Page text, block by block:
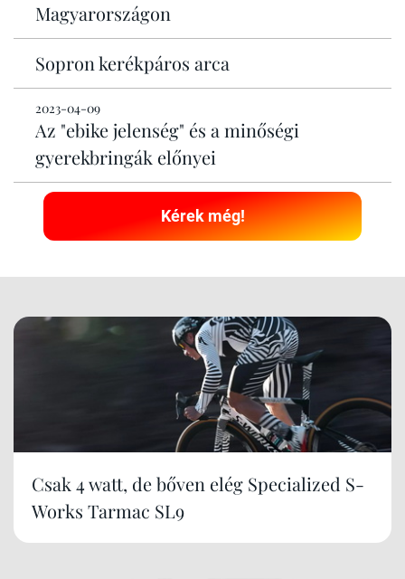
Magyarországon
Sopron kerékpáros arca
2023-04-09
Az "ebike jelenség" és a minőségi
gyerekbringák előnyei
Kérek még!
Csak 4 watt, de bőven elég Specialized S-
Works Tarmac SL9